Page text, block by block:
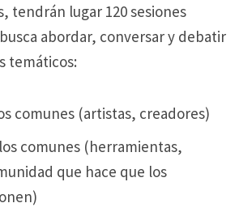
tendrán lugar 120 sesiones
abordar, conversar y debatir
temáticos:
comunes (artistas, creadores)
comunes (herramientas,
que hace que los